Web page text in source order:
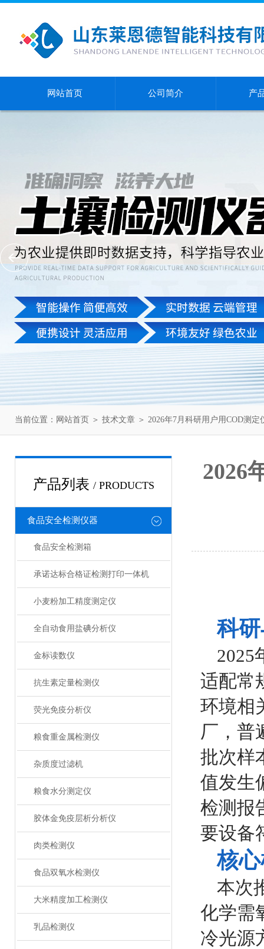
网站首页 公司简介 产
当前位置： 网站首页 ＞ 技术文章 ＞ 2026年7月科研用户用COD测
产品列表 / PRODUCTS
食品安全检测仪器
食品安全检测箱
承诺达标合格证检测打印一体机
小麦粉加工精度测定仪
全自动食用盐碘分析仪
金标读数仪
抗生素定量检测仪
荧光免疫分析仪
粮食重金属检测仪
杂质度过滤机
粮食水分测定仪
胶体金免疫层析分析仪
肉类检测仪
食品双氧水检测仪
大米精度加工检测仪
乳品检测仪
2026
科
2025
适配常
环境相
厂，普
批次样
值发生
检测报
要设备
核
本次
化学需
冷光源